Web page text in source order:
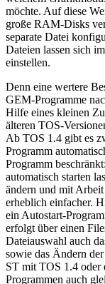
möchte. Auf diese
große RAM-Disks
separate Datei
Dateien lassen sich
einstellen.
Denn eine wertere
GEM-Programme
Hilfe eines kleinen
älteren TOS-
Ab TOS 1.4 gibt es
Programm
Programm
automatisch starten
ändern und mit
erheblich einfacher.
ein Autostart-
erfolgt über einen
Dateiauswahl auch
sowie das Ändern
ST mit TOS 1.4 oder
Programmen auch